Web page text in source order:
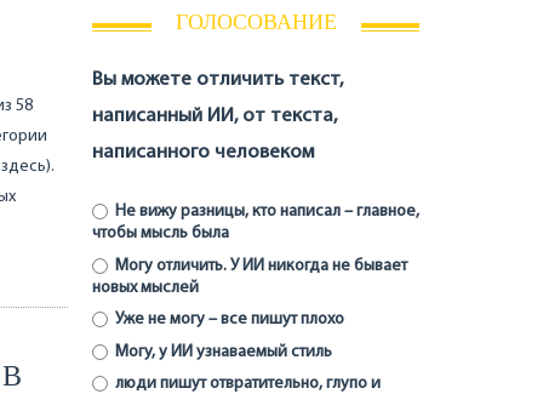
58
ГОЛОСОВАНИЕ
Вы можете отличить текст,
написанный ИИ, от текста,
написанного человеком
Не вижу разницы, кто написал – главное,
чтобы мысль была
Могу отличить. У ИИ никогда не бывает
новых мыслей
Уже не могу – все пишут плохо
Могу, у ИИ узнаваемый стиль
люди пишут отвратительно, глупо и